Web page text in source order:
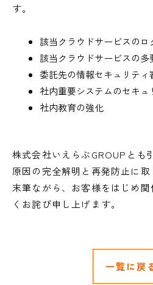
す。
該当クラウドサービスの
該当クラウドサービスの
委託先の情報セキュリティ
社内重要システムのセキュ
社内教育の強化
株式会社いえらぶGROUPとも
原因の完全解明と再発防止に取
末筆ながら、お客様をはじめ
くお詫び申し上げます。
一覧に戻